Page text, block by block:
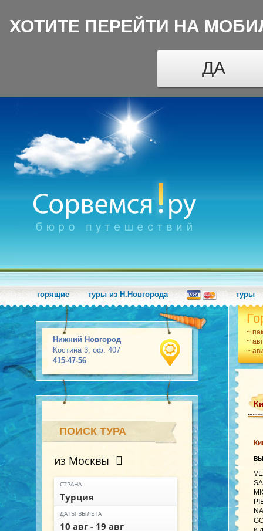
горящие туры из Н.Новгорода туры
Нижний Новгород
Костина 3, оф. 407
415-47-56
~
~
~
ПОИСК ТУРА
из Москвы
СТРАНА
Турция
ДАТЫ ВЫЛЕТА
10 авг - 19 авг